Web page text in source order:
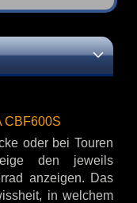
CBF600S
oder bei Touren
den jeweils
anzeigen. Das
in welchem